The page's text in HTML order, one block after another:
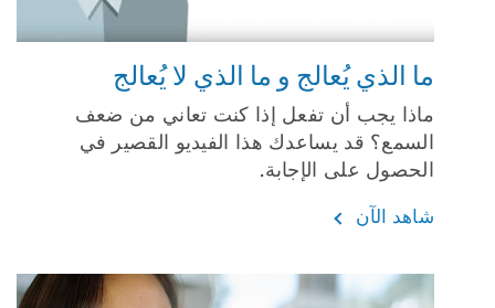
ما الذي يُعالج و ما الذي لا يُعالج
ماذا يجب أن تفعل إذا كنت تعاني من ضعف
السمع؟ قد يساعدك هذا الفيديو القصير في
الحصول على الإجابة.
شاهد الآن